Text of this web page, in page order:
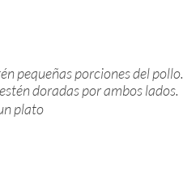
pequeñas porciones del pollo.
doradas por ambos lados.
plato